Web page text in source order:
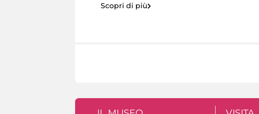
Scopri di più